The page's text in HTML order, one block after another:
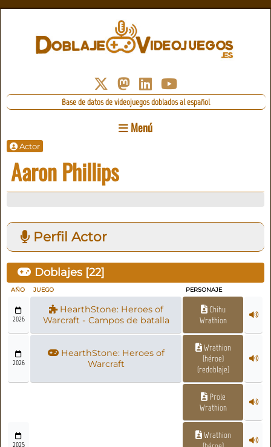
Base de datos de videojuegos doblados al español
Menú
Actor
Aaron Phillips
Perfil Actor
Doblajes [22]
AÑO JUEGO PERSONAJE
2026
HearthStone: Heroes of
Warcraft - Campos de batalla
Chihu
Wrathion
2026
HearthStone: Heroes of
Warcraft
Wrathion
(héroe)
(redoblaje)
Prole
Wrathion
2025
Wrathion